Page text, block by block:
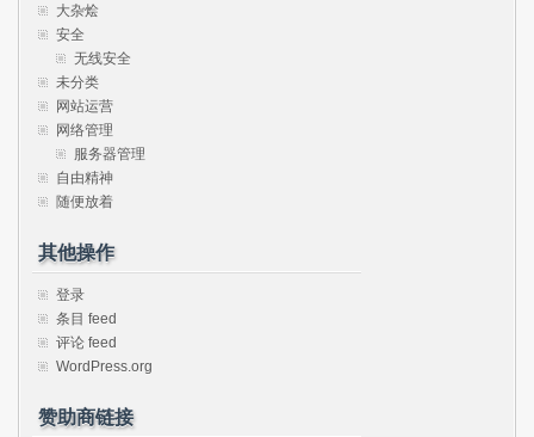
大杂烩
安全
无线安全
未分类
网站运营
网络管理
服务器管理
自由精神
随便放着
其他操作
登录
条目 feed
评论 feed
WordPress.org
赞助商链接